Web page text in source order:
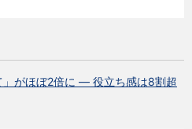
がほぼ2倍に ― 役立ち感は8割超